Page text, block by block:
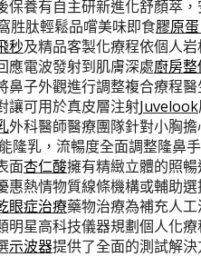
保養有自主研新進化舒顏萃
胜肽輕鬆品嚐美味即食膠原
秒及精品客製化療程依個人
應電波發射到肌膚深處廚房
鼻子外觀進行調整複合療程
讓可用於真皮層注射Juvelook
外科醫師醫療團隊針對小胸
隆乳，流暢度全面調整隆鼻
面杏仁酸擁有精緻立體的照暢
惠熱情物質線條機構或輔助
眼症治療藥物治療為補充人
明星高科技儀器規劃個人化療
示波器提供了全面的測試解